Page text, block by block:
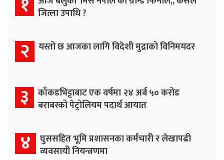
जित्ला उपाधि ?
२ यस्तो छ आजका लागि विदेशी मुद्राको विनिमयदर
३ काँकडभिट्टाबाट एक वर्षमा २४ अर्ब ५० करोड
बराबरको पेट्रोलियम पदार्थ आयात
४ घुससहित भूमि प्रशासनका कर्मचारी र लेखापढी
व्यवसायी नियन्त्रणमा